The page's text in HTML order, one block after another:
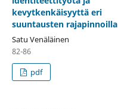
kevytkenkäisyyttä eri
suuntausten rajapinnoilla
Satu Venäläinen
82-86
pdf